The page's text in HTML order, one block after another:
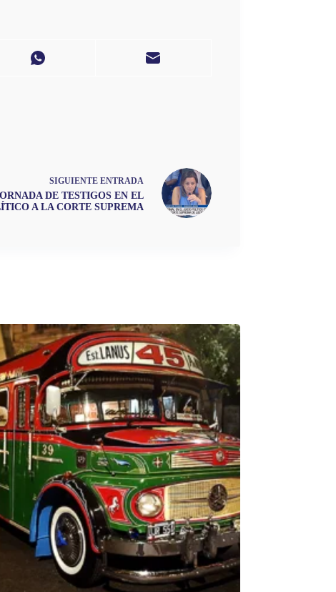
SIGUIENTE ENTRADA
DE TESTIGOS EN EL
A LA CORTE SUPREMA